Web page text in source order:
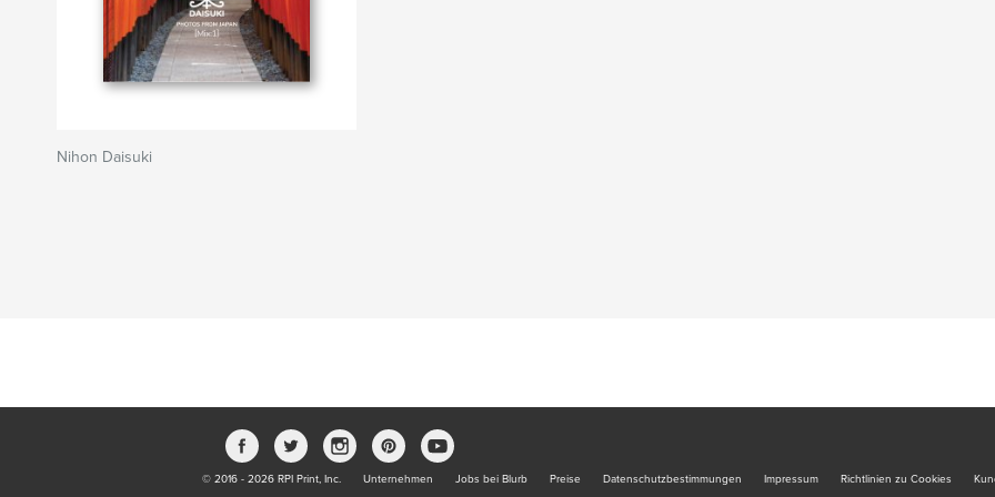
Nihon Daisuki
© 2016 - 2026 RPI Print, Inc. Unternehmen Jobs bei Blurb Preise Datenschutzbestimmungen Impressum Richtlinien zu Cookies